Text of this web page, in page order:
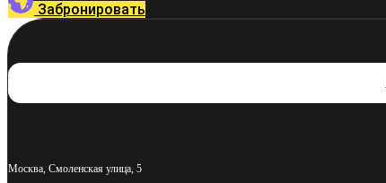
Забронировать
Москва, Смоленская улица, 5